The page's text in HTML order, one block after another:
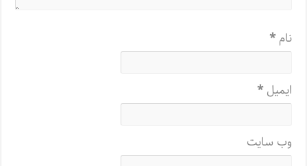
نام*
ایمیل*
وب‌ سایت